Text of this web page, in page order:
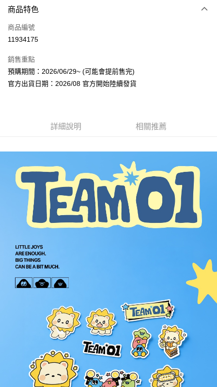
信用卡一次付款
超商取貨付款
Apple Pay
街口支付
AFTEE先享後付
１．簡單：不需註冊會員、不需綁卡、不需儲值。
２．便利：只要手機號碼，簡訊認證，即可結帳。
３．安心：先確認商品／服務後，再付款。
【「AFTEE先享後付」結帳流程】
１．於結帳方式選擇「AFTEE先享後付」後，將跳轉至「AFTEE先享後付」
結帳頁面，進行簡訊認證並確認金額後，即可完成結帳。
ATM／網路銀行／等多元方式進行付款，方視為交易完成。
※ 請注意：結帳手續完成當下不需立刻繳費，但若您需要取消訂單，請聯絡
購買商品的店家。未經商家同意取消之訂單仍視為有效，需透過AFTEE先享
後付繳納相關費用。
※ 交易是否成功請以「AFTEE先享後付 」之結帳頁面顯示為準，若有關於
是否繳費成功／繳費後需取消欲退款等相關疑問，請聯繫「AFTEE先享後付
https://netprotections.freshdesk.com/support/home
【注意事項】
１．透過由恩沛科技股份有限公司提供之「AFTEE先享後付」服務完成之交
易，需依本服務之必要範圍內提供個人資料，並將交易相關給付款項請求債
權轉讓予恩沛科技股份有限公司。
２．關於個人資料處理事宜，請瀏覽以下網址：
https://aftee.tw/terms/#terms3
３．未成年的使用者請事先徵得法定代理人或監護人之同意方可使用
「AFTEE先享後付」，若未經同意申辦者引起之損失，本公司不負相關責
ATM付款
運送方式
全家取貨付款
每筆NT$60，滿NT$1,599(含以上)免運費
付款後全家取貨
7-11取貨付款
每筆NT$60，滿NT$1,599(含以上)免運費
付款後7-11取貨
每筆NT$200
付款後門市自取
商品特色
商品編號
11934175
銷售重點
預購期間：2026/06/29~ (可能會提前售完)
官方出貨日期：2026/08 官方開始陸續發貨
詳細說明 相關推薦